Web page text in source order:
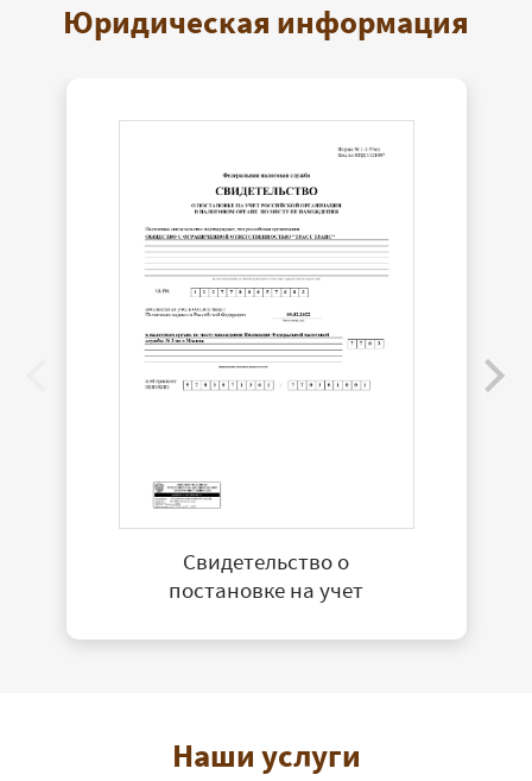
Юридическая информация
Свидетельство о
постановке на учет
Наши услуги